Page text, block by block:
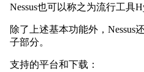
Nessus也可以称之为流行工具
除了上述基本功能外，
子部分。
支持的平台和下载：